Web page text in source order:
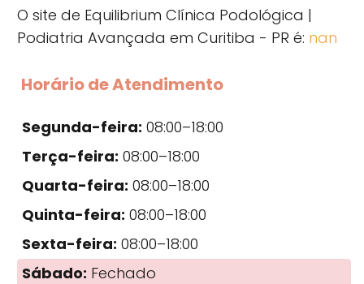
O site de Equilibrium Clínica Podológica |
Podiatria Avançada em Curitiba - PR é: nan
Horário de Atendimento
Segunda-feira: 08:00–18:00
Terça-feira: 08:00–18:00
Quarta-feira: 08:00–18:00
Quinta-feira: 08:00–18:00
Sexta-feira: 08:00–18:00
Sábado: Fechado